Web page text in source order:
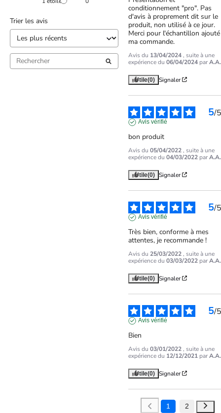
Trier les avis
conditionnement "pro". Pas
d'avis à proprement dit sur le
produit, non utilisé à ce jour.
Merci pour l'échantillon
ma commande.
Avis du 13/04/2024 , suite à une
expérience du 06/04/2024 parA.A.
Utile(0) Signaler
5/5
Avis vérifié
bon produit
Avis du 05/04/2022 , suite à une
expérience du 04/03/2022 parA.A.
Utile(0) Signaler
5/5
Avis vérifié
Très bien, conforme à mes
attentes, je recommande !
Avis du 25/03/2022 , suite à une
expérience du 03/03/2022 parA.A.
Utile(0) Signaler
5/5
Avis vérifié
Bien
Avis du 03/01/2022 , suite à une
expérience du 12/12/2021 parA.A.
Utile(0) Signaler
1 2